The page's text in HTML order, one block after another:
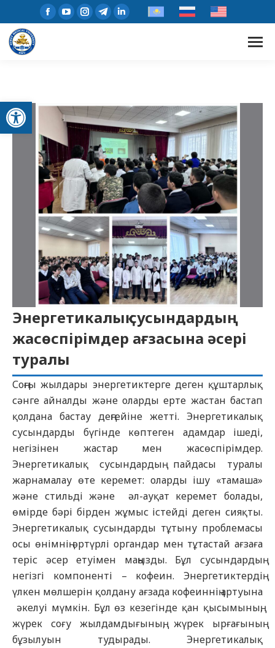
Open toolbar
Энергетикалық сусындардың
жасөспірімдер ағзасына әсері
туралы
Соңғы жылдары энергетиктерге деген құштарлық
сәнге айналды және оларды ерте жастан бастап
қолдана бастау деңгейіне жетті. Энергетикалық
сусындарды бүгінде көптеген адамдар ішеді,
негізінен жастар мен жасөспірімдер.
Энергетикалық сусындардың пайдасы туралы
жарнамалау өте керемет: оларды ішу «тамаша»
және стильді және әл-ауқат керемет болады,
өмірде бәрі бірден жұмыс істейді деген сияқты.
Энергетикалық сусындарды тұтыну проблемасы
осы өнімнің әртүрлі органдар мен тұтастай ағзаға
теріс әсер етуімен маңызды. Бұл сусындардың
негізгі компоненті – кофеин. Энергетиктердің
үлкен мөлшерін қолдану ағзада кофеиннің артуына
әкелуі мүмкін. Бұл өз кезегінде қан қысымының,
жүрек соғу жылдамдығының, жүрек ырғағының
бұзылуын тудырады. Энергетикалық